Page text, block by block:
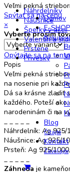
Náhrdelníky
Náušnice
Šperky v akcii
Valentín a
Prstene
Prívesky
Domov
E-SHOP
Blog
Čítajte
Kontakt
Zavolajte
Veľmi pekná
Spýtať sa na cenu
×
Vyberte prosím
Opýtajte sa na
Popis
Veľmi pekná
na nosenie pri
Dá sa krásne zladiť
každého. Poteší
narodeninám či na
_ _ _ _ _
Náhrdelník: Ag 925/
Náušnice: Ag 925/
Prsteň: Ag 925/
_ _ _ _ _
Záhneda je